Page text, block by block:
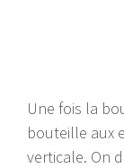
Une fois la
bouteille aux
verticale. On